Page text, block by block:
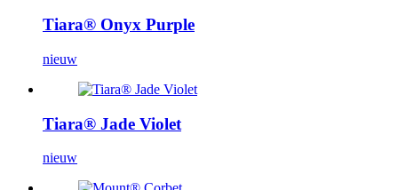
Tiara® Onyx Purple
nieuw
Tiara® Jade Violet
nieuw